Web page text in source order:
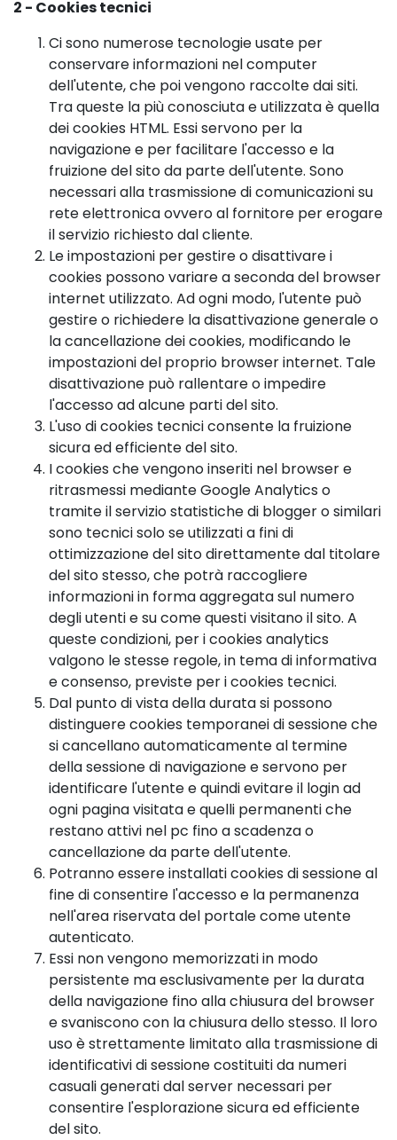
2 - Cookies tecnici
Ci sono numerose tecnologie usate per
conservare informazioni nel computer
dell'utente, che poi vengono raccolte dai siti.
Tra queste la più conosciuta e utilizzata è quella
dei cookies HTML. Essi servono per la
navigazione e per facilitare l'accesso e la
fruizione del sito da parte dell'utente. Sono
necessari alla trasmissione di comunicazioni su
rete elettronica ovvero al fornitore per erogare
il servizio richiesto dal cliente.
Le impostazioni per gestire o disattivare i
cookies possono variare a seconda del browser
internet utilizzato. Ad ogni modo, l'utente può
gestire o richiedere la disattivazione generale o
la cancellazione dei cookies, modificando le
impostazioni del proprio browser internet. Tale
disattivazione può rallentare o impedire
l'accesso ad alcune parti del sito.
L'uso di cookies tecnici consente la fruizione
sicura ed efficiente del sito.
I cookies che vengono inseriti nel browser e
ritrasmessi mediante Google Analytics o
tramite il servizio statistiche di blogger o similari
sono tecnici solo se utilizzati a fini di
ottimizzazione del sito direttamente dal titolare
del sito stesso, che potrà raccogliere
informazioni in forma aggregata sul numero
degli utenti e su come questi visitano il sito. A
queste condizioni, per i cookies analytics
valgono le stesse regole, in tema di informativa
e consenso, previste per i cookies tecnici.
Dal punto di vista della durata si possono
distinguere cookies temporanei di sessione che
si cancellano automaticamente al termine
della sessione di navigazione e servono per
identificare l'utente e quindi evitare il login ad
ogni pagina visitata e quelli permanenti che
restano attivi nel pc fino a scadenza o
cancellazione da parte dell'utente.
Potranno essere installati cookies di sessione al
fine di consentire l'accesso e la permanenza
nell'area riservata del portale come utente
autenticato.
Essi non vengono memorizzati in modo
persistente ma esclusivamente per la durata
della navigazione fino alla chiusura del browser
e svaniscono con la chiusura dello stesso. Il loro
uso è strettamente limitato alla trasmissione di
identificativi di sessione costituiti da numeri
casuali generati dal server necessari per
consentire l'esplorazione sicura ed efficiente
del sito.